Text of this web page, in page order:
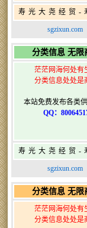
寿光大尧经贸-
息网-免费信息
sgzixun.com
分类信息 无限
茫茫网海何处有
分类信息处处是
本站免费发布各类
QQ：
寿光大尧经贸-
息网-免费信息
sgzixun.com
分类信息 无限
茫茫网海何处有
分类信息处处是